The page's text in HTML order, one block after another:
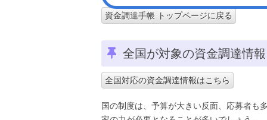
資金調達手帳 トップページに戻る
全国が対象の資金調達情報
全国対応の資金調達情報はこちら
国の制度は、予算が大きい反面、応募者も